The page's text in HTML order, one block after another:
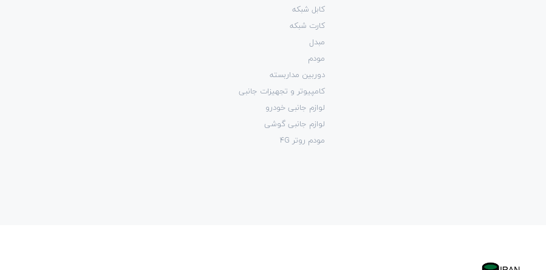
کابل شبکه
کارت شبکه
مبدل
مودم
دوربین مداربسته
کامپیوتر و تجهیزات جانبی
لوازم جانبی خودرو
لوازم جانبی گوشی
مودم روتر 4G